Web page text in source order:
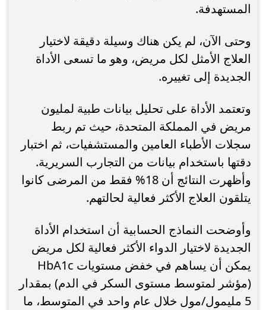
المستهدفة.
وحتى الآن، لم يكن هناك وسيلة دقيقة لاختيار
العلاج الأمثل لكل مريض، وهو ما تسعى الأداة
الجديدة إلى تغييره.
وتعتمد الأداة على تحليل بيانات طبية لمليون
مريض في المملكة المتحدة، حيث تم ربط
سجلات الأطباء العامين والمستشفيات، ثم اختبار
دقتها باستخدام بيانات من التجارب السريرية.
وأظهرت النتائج أن 18% فقط من المرضى كانوا
يتلقون العلاج الأكثر فعالية لحالتهم.
وأوضحت النماذج الحسابية أن استخدام الأداة
الجديدة لاختيار الدواء الأكثر فعالية لكل مريض
يمكن أن يساهم في خفض مستويات HbA1c
(مؤشر لمتوسط مستوى السكر في الدم) بمقدار
5 مليمول/مول خلال عام واحد في المتوسط، ما